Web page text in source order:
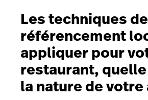
Les techniques de
référencement
appliquer pour
restaurant,
la nature de